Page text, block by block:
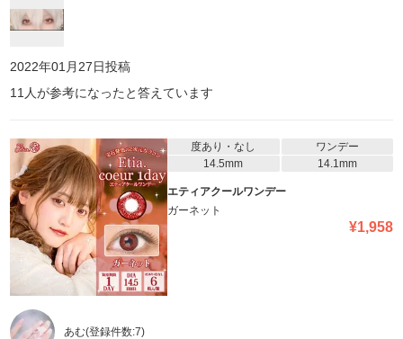
2022年01月27日投稿
11 人が参考になったと答えています
度あり・なし
ワンデー
14.5mm
14.1mm
エティアクールワンデー
ガーネット
¥1,958
あむ(登録件数:7)